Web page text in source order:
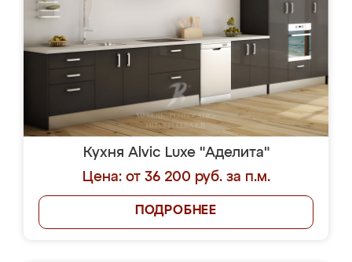
Кухня Alvic Luxe "Аделита"
Цена: от 36 200 руб. за п.м.
ПОДРОБНЕЕ